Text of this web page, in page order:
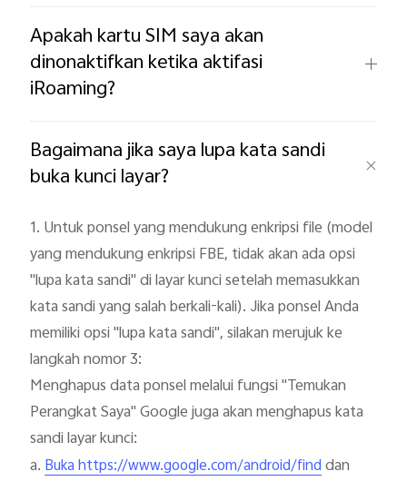
Apakah kartu SIM saya akan
dinonaktifkan ketika aktifasi
iRoaming?
Bagaimana jika saya lupa kata sandi
buka kunci layar?
1. Untuk ponsel yang mendukung enkripsi file (model
yang mendukung enkripsi FBE, tidak akan ada opsi
"lupa kata sandi" di layar kunci setelah memasukkan
kata sandi yang salah berkali-kali). Jika ponsel Anda
memiliki opsi "lupa kata sandi", silakan merujuk ke
langkah nomor 3:
Menghapus data ponsel melalui fungsi "Temukan
Perangkat Saya" Google juga akan menghapus kata
sandi layar kunci:
a. Buka https://www.google.com/android/find dan